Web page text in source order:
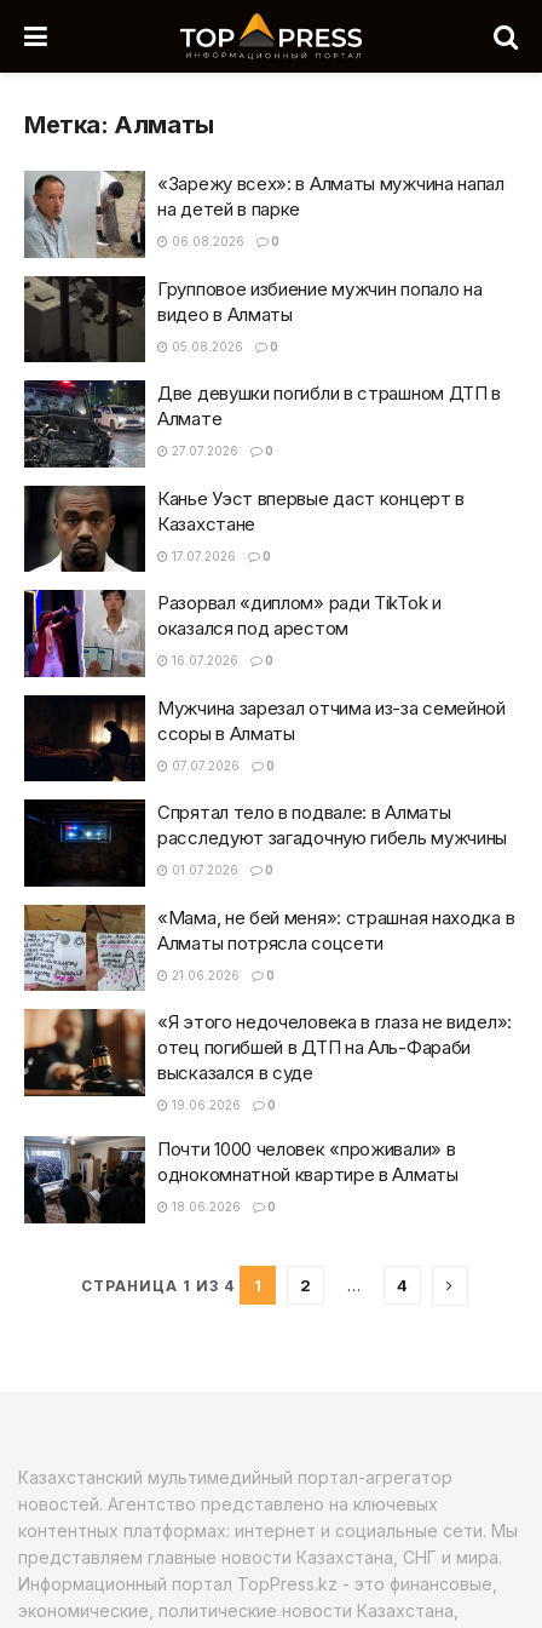
Метка: Алматы
«Зарежу всех»: в Алматы мужчина напал
на детей в парке
06.08.2026 0
Групповое избиение мужчин попало на
видео в Алматы
05.08.2026 0
Две девушки погибли в страшном ДТП в
Алмате
27.07.2026 0
Канье Уэст впервые даст концерт в
Казахстане
17.07.2026 0
Разорвал «диплом» ради TikTok и
оказался под арестом
16.07.2026 0
Мужчина зарезал отчима из-за семейной
ссоры в Алматы
07.07.2026 0
Спрятал тело в подвале: в Алматы
расследуют загадочную гибель мужчины
01.07.2026 0
«Мама, не бей меня»: страшная находка в
Алматы потрясла соцсети
21.06.2026 0
«Я этого недочеловека в глаза не видел»:
отец погибшей в ДТП на Аль-Фараби
высказался в суде
19.06.2026 0
Почти 1000 человек «проживали» в
однокомнатной квартире в Алматы
18.06.2026 0
СТРАНИЦА 1 ИЗ 4 1 2 … 4
Казахстанский мультимедийный портал-агрегатор
новостей. Агентство представлено на ключевых
контентных платформах: интернет и социальные сети. Мы
представляем главные новости Казахстана, СНГ и мира.
Информационный портал TopPress.kz - это финансовые,
экономические, политические новости Казахстана,